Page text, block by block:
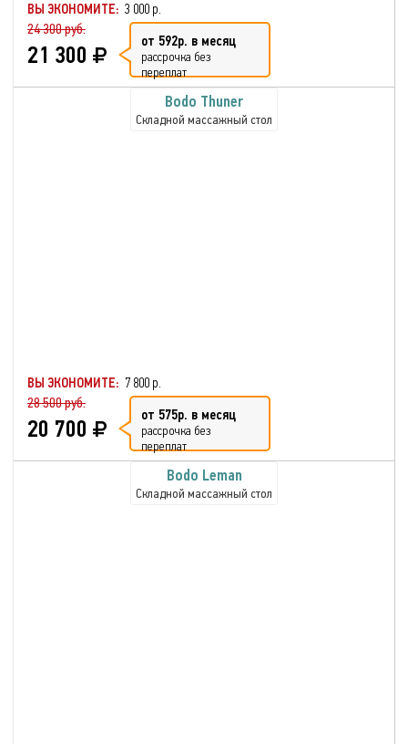
ВЫ ЭКОНОМИТЕ: 3 000 р.
24 300 руб.
21 300 от 592р. в месяц
рассрочка без
переплат
Bodo Thuner
Складной массажный стол
ВЫ ЭКОНОМИТЕ: 7 800 р.
28 500 руб.
20 700 от 575р. в месяц
рассрочка без
переплат
Bodo Leman
Складной массажный стол